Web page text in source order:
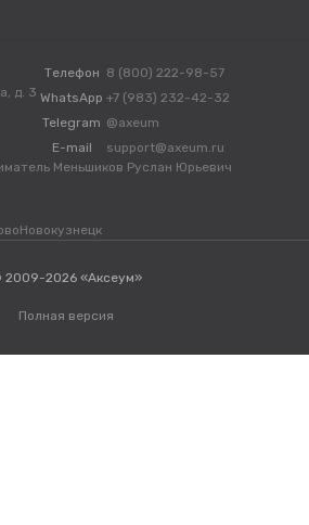
д. 3
Телефон 8 (800) 222-98-57
WhatsApp +7 (983) 232-42-32
Telegram @axeum
E-mail
support@axeum.ru
Меньшиков Руслан Юрьевич
Новокузнецк
2009-2026 «Аксеум»
Полная версия